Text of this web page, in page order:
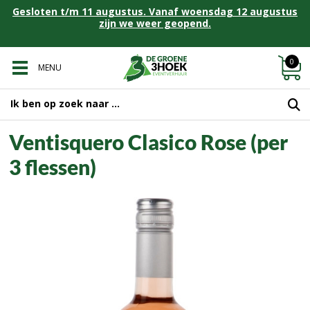
Gesloten t/m 11 augustus. Vanaf woensdag 12 augustus
zijn we weer geopend.
MENU
0
Ventisquero Clasico Rose (per
3 flessen)